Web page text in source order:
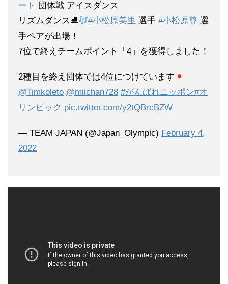
ート 団体戦 アイスダンス
リズムダンス⛸
#小松原美里 選手#小松原尊 選
手ペアが出場！
7位で終えチームポイント「4」を獲得しました！
2種目を終え団体では4位につけています
@Timkoleto @miichan728 #がんばれニッポン#オ
リンピック pic.twitter.com/y2tQBrcBZW
— TEAM JAPAN (@Japan_Olympic) February 4,
2022